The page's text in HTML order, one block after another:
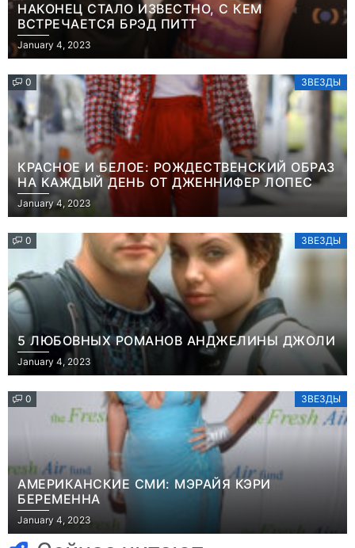
НАКОНЕЦ СТАЛО ИЗВЕСТНО, С КЕМ
ВСТРЕЧАЕТСЯ БРЭД ПИТТ
January 4, 2023
0 ЗВЕЗДЫ
КРАСНОЕ И БЕЛОЕ: РОЖДЕСТВЕНСКИЙ ОБРАЗ
НА КАЖДЫЙ ДЕНЬ ОТ ДЖЕННИФЕР ЛОПЕС
January 4, 2023
0 ЗВЕЗДЫ
5 ЛЮБОВНЫХ РОМАНОВ АНДЖЕЛИНЫ ДЖОЛИ
January 4, 2023
0 ЗВЕЗДЫ
АМЕРИКАНСКИЕ СМИ: МЭРАЙЯ КЭРИ
БЕРЕМЕННА
January 4, 2023
Игры
Геймеры